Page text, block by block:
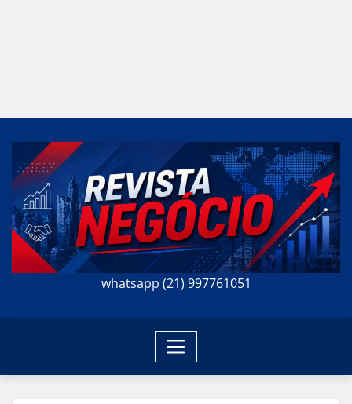
whatsapp (21) 997761051